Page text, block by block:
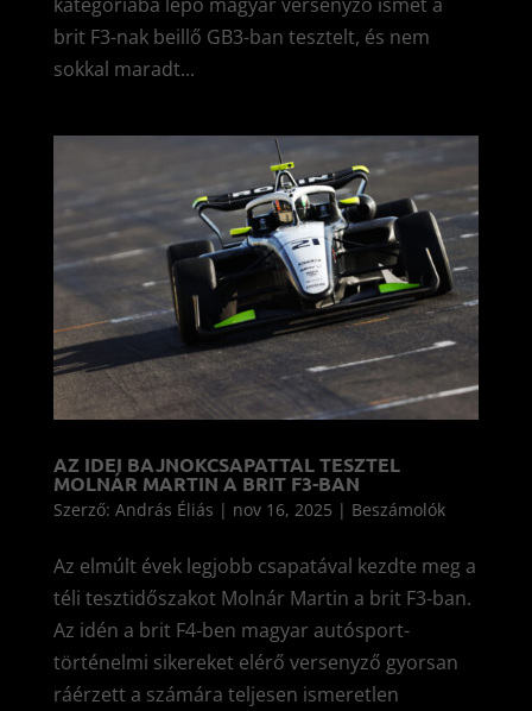
brit F3-nak beillő GB3-ban tesztelt, és nem
sokkal maradt...
AZ IDEI BAJNOKCSAPATTAL TESZTEL
MOLNÁR MARTIN A BRIT F3-BAN
Szerző: András Éliás | nov 16, 2025 | Beszámolók
Az elmúlt évek legjobb csapatával kezdte meg a
téli tesztidőszakot Molnár Martin a brit F3-ban.
Az idén a brit F4-ben magyar autósport-
történelmi sikereket elérő versenyző gyorsan
ráérzett a számára teljesen ismeretlen